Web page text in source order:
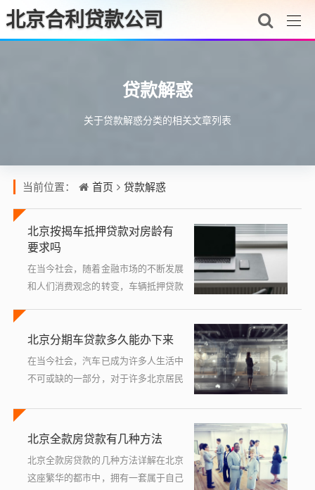
北京合利贷款公司
贷款解惑
关于贷款解惑分类的相关文章列表
当前位置： 首页 贷款解惑
北京按揭车抵押贷款对房龄有
要求吗
在当今社会，随着金融市场的不断发展
和人们消费观念的转变，车辆抵押贷款
汽车不仅是日常出行的工具，更是许多
人资产...
北京分期车贷款多久能办下来
在当今社会，汽车已成为许多人生活中
不可或缺的一部分，对于许多北京居民
理分期车贷款需要多长时间？这个问题
北京全款房贷款有几种方法
北京全款房贷款的几种方法详解在北京
这座繁华的都市中，拥有一套属于自己